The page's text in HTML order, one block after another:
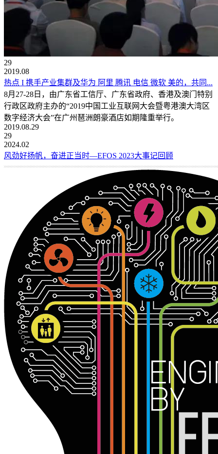
29
2019.08
热点 I 携手产业集群及华为 阿里 腾讯 电信 微软 美的，共同...
8月27-28日，由广东省工信厅、广东省政府、香港及澳门特别
行政区政府主办的“2019中国工业互联网大会暨粤港澳大湾区
数字经济大会”在广州琶洲朗豪酒店如期隆重举行。
2019.08.29
29
2024.02
风劲好扬帆，奋进正当时—EFOS 2023大事记回顾